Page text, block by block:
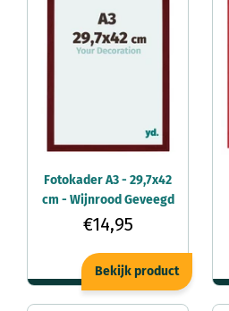
Fotokader A3 - 29,7x42
cm - Wijnrood Geveegd
- MDF - Mura
€14,95
Bekijk product